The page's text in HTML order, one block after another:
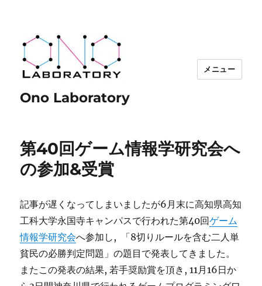
Ono Laboratory
メニュー
第40回ゲーム情報学研究会へ
の参加&受賞
記事が遅くなってしまいましたが6月末に高知県高知
工科大学永国寺キャンパスで行われた第40回ゲーム
情報学研究会へ参加し, 「8切りルールを含む二人単
貧民の必勝判定問題」の題目で発表してきました。
またこの発表の結果, 若手奨励賞を頂き, 11月16日か